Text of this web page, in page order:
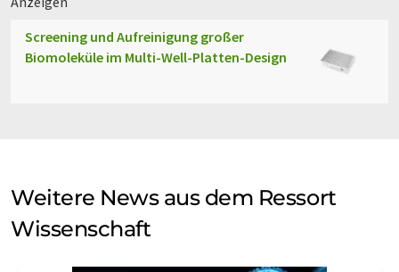
Screening und Aufreinigung großer
Biomoleküle im Multi-Well-Platten-Design
Weitere News aus dem Ressort
Wissenschaft